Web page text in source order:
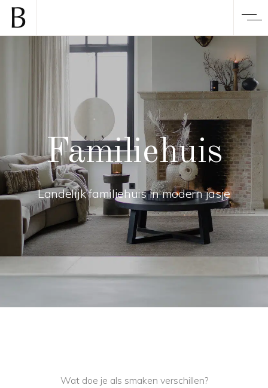
Familiehuis
Landelijk familiehuis in modern jasje
Wat doe je als smaken verschillen?